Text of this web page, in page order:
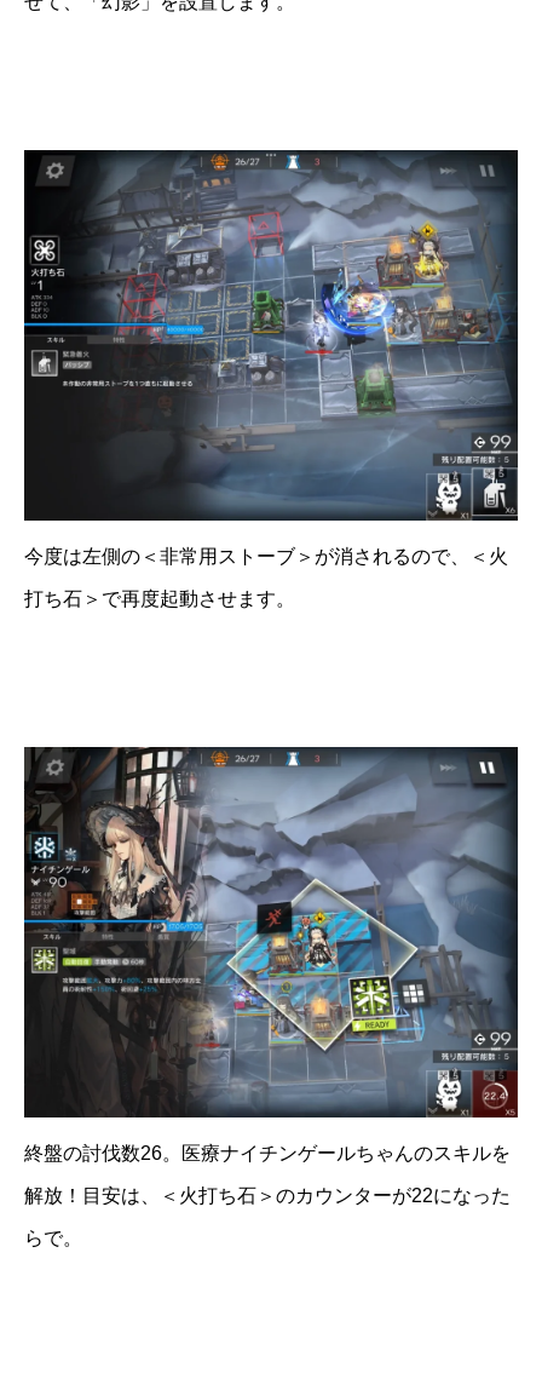
今度は左側の＜非常用ストーブ＞が消されるので、＜火
打ち石＞で再度起動させます。
終盤の討伐数26。医療ナイチンゲールちゃんのスキルを
解放！目安は、＜火打ち石＞のカウンターが22になった
らで。